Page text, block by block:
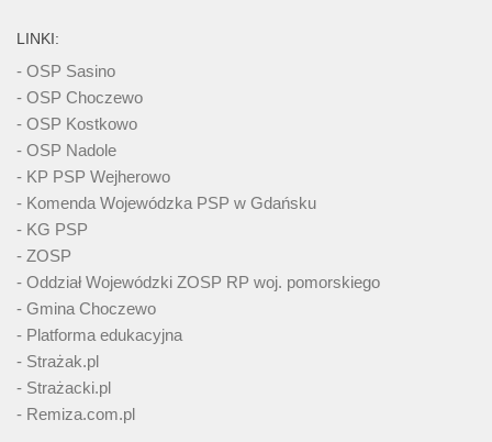
LINKI:
- OSP Sasino
- OSP Choczewo
- OSP Kostkowo
- OSP Nadole
- KP PSP Wejherowo
- Komenda Wojewódzka PSP w Gdańsku
- KG PSP
- ZOSP
- Oddział Wojewódzki ZOSP RP woj. pomorskiego
- Gmina Choczewo
- Platforma edukacyjna
- Strażak.pl
- Strażacki.pl
- Remiza.com.pl